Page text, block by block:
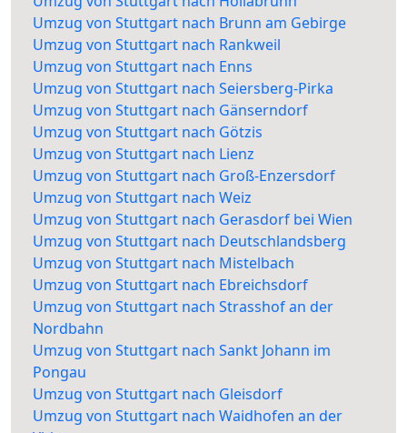
Umzug von Stuttgart nach Brunn am Gebirge
Umzug von Stuttgart nach Rankweil
Umzug von Stuttgart nach Enns
Umzug von Stuttgart nach Seiersberg-Pirka
Umzug von Stuttgart nach Gänserndorf
Umzug von Stuttgart nach Götzis
Umzug von Stuttgart nach Lienz
Umzug von Stuttgart nach Groß-Enzersdorf
Umzug von Stuttgart nach Weiz
Umzug von Stuttgart nach Gerasdorf bei Wien
Umzug von Stuttgart nach Deutschlandsberg
Umzug von Stuttgart nach Mistelbach
Umzug von Stuttgart nach Ebreichsdorf
Umzug von Stuttgart nach Strasshof an der
Nordbahn
Umzug von Stuttgart nach Sankt Johann im
Pongau
Umzug von Stuttgart nach Gleisdorf
Umzug von Stuttgart nach Waidhofen an der